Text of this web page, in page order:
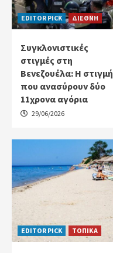
EDITOR PICK ΔΙΕΘΝΗ
Συγκλονιστικές
στιγμές στη
Βενεζουέλα: Η στιγμή
που ανασύρουν δύο
11χρονα αγόρια
29/06/2026
EDITOR PICK ΤΟΠΙΚΑ